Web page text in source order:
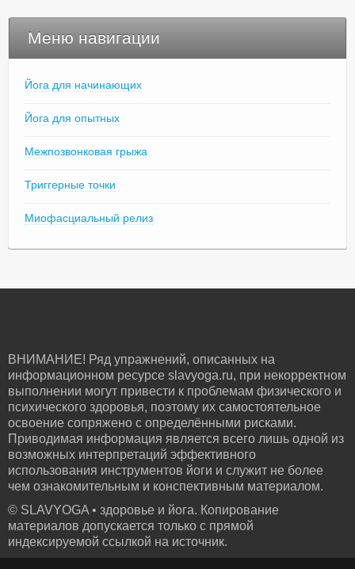
Меню навигации
Йога для начинающих
Йога для опытных
Межпозвонковая грыжа
Триггерные точки
Миофасциальный релиз
ВНИМАНИЕ! Ряд упражнений, описанных на
информационном ресурсе slavyoga.ru, при некорректном
выполнении могут привести к проблемам физического и
психического здоровья, поэтому их самостоятельное
освоение сопряжено с определёнными рисками.
Приводимая информация является всего лишь одной из
возможных интерпретаций эффективного
использования инструментов йоги и служит не более
чем ознакомительным и конспективным материалом.
© SLAVYOGA • здоровье и йога. Копирование
материалов допускается только с прямой
индексируемой ссылкой на источник.